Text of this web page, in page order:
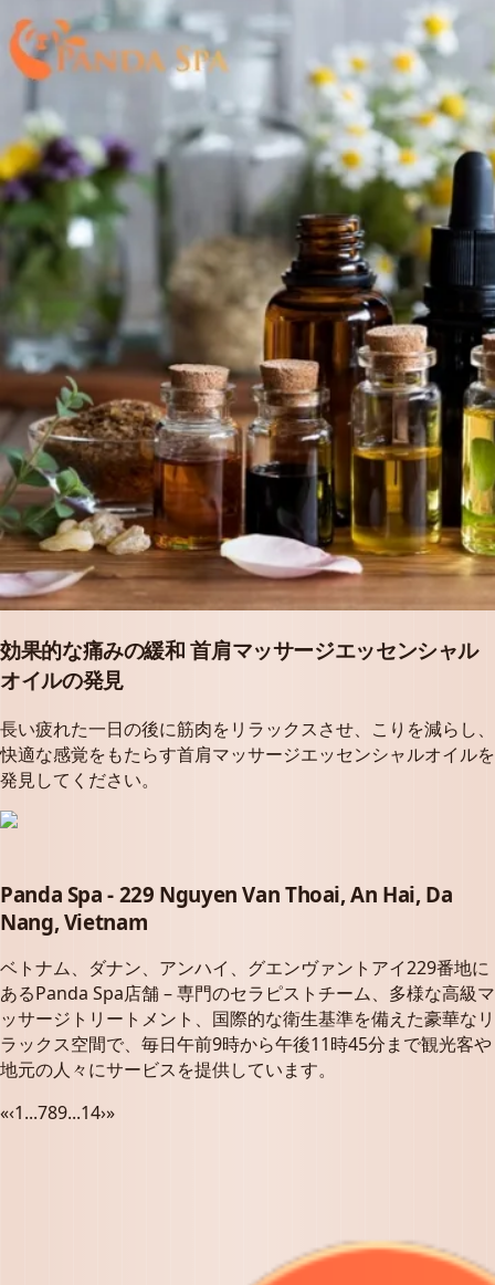
効果的な痛みの緩和 首肩マッサージエッセンシャル
オイルの発見
長い疲れた一日の後に筋肉をリラックスさせ、こりを減らし、
快適な感覚をもたらす首肩マッサージエッセンシャルオイルを
発見してください。
Panda Spa - 229 Nguyen Van Thoai, An Hai, Da
Nang, Vietnam
ベトナム、ダナン、アンハイ、グエンヴァントアイ229番地に
あるPanda Spa店舗 – 専門のセラピストチーム、多様な高級マ
ッサージトリートメント、国際的な衛生基準を備えた豪華なリ
ラックス空間で、毎日午前9時から午後11時45分まで観光客や
地元の人々にサービスを提供しています。
«‹1...789...14›»